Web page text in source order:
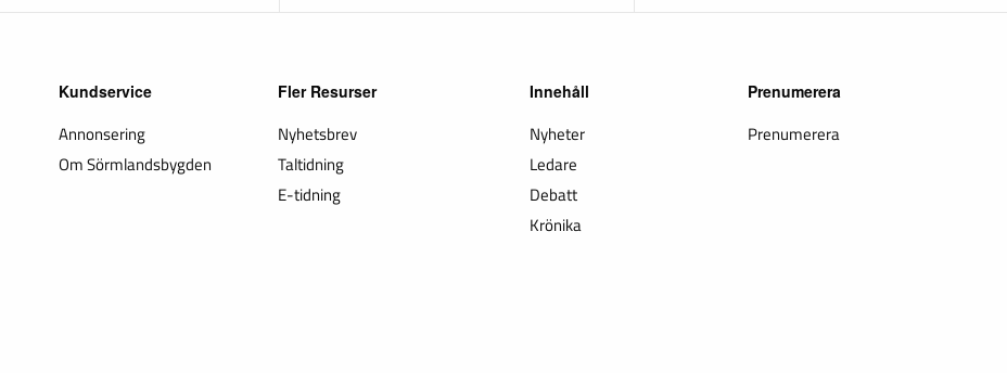
Kundservice
Annonsering
Om Sörmlandsbygden
Fler Resurser
Nyhetsbrev
Taltidning
E-tidning
Innehåll
Nyheter
Ledare
Debatt
Krönika
Prenumerera
Prenumerera